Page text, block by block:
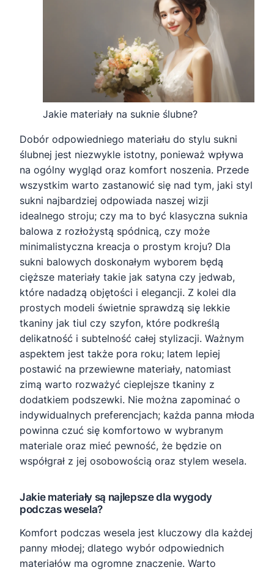
Jakie materiały na suknie ślubne?
Dobór odpowiedniego materiału do stylu sukni
ślubnej jest niezwykle istotny, ponieważ wpływa
na ogólny wygląd oraz komfort noszenia. Przede
wszystkim warto zastanowić się nad tym, jaki styl
sukni najbardziej odpowiada naszej wizji
idealnego stroju; czy ma to być klasyczna suknia
balowa z rozłożystą spódnicą, czy może
minimalistyczna kreacja o prostym kroju? Dla
sukni balowych doskonałym wyborem będą
cięższe materiały takie jak satyna czy jedwab,
które nadadzą objętości i elegancji. Z kolei dla
prostych modeli świetnie sprawdzą się lekkie
tkaniny jak tiul czy szyfon, które podkreślą
delikatność i subtelność całej stylizacji. Ważnym
aspektem jest także pora roku; latem lepiej
postawić na przewiewne materiały, natomiast
zimą warto rozważyć cieplejsze tkaniny z
dodatkiem podszewki. Nie można zapominać o
indywidualnych preferencjach; każda panna młoda
powinna czuć się komfortowo w wybranym
materiale oraz mieć pewność, że będzie on
współgrał z jej osobowością oraz stylem wesela.
Jakie materiały są najlepsze dla wygody
podczas wesela?
Komfort podczas wesela jest kluczowy dla każdej
panny młodej; dlatego wybór odpowiednich
materiałów ma ogromne znaczenie. Warto